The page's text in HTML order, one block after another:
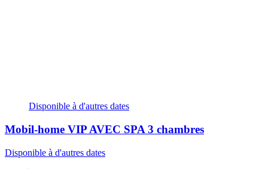
Disponible à d'autres dates
Mobil-home VIP AVEC SPA 3 chambres
Disponible à d'autres dates